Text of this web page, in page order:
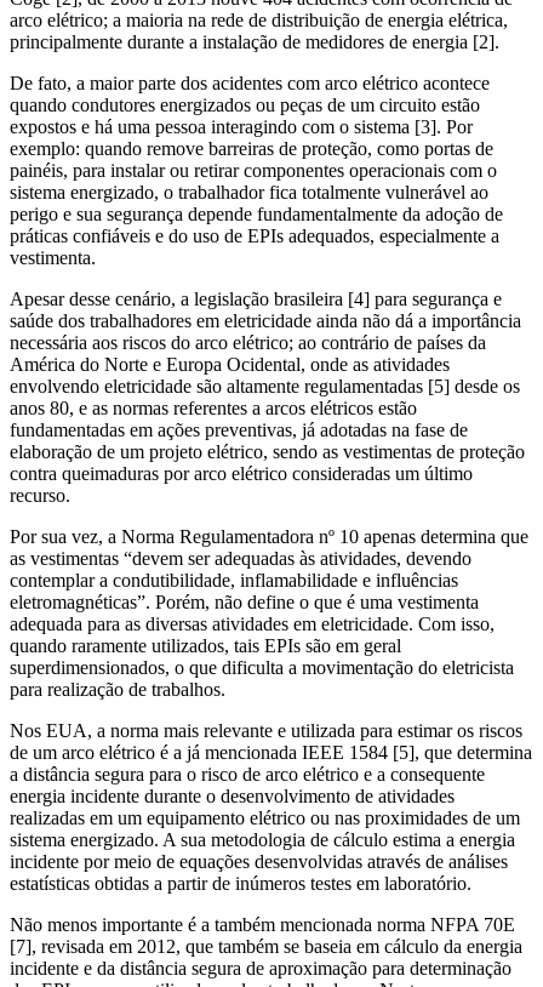
arco elétrico; a maioria na rede de distribuição de energia elétrica,
principalmente durante a instalação de medidores de energia [2].
De fato, a maior parte dos acidentes com arco elétrico acontece
quando condutores energizados ou peças de um circuito estão
expostos e há uma pessoa interagindo com o sistema [3]. Por
exemplo: quando remove barreiras de proteção, como portas de
painéis, para instalar ou retirar componentes operacionais com o
sistema energizado, o trabalhador fica totalmente vulnerável ao
perigo e sua segurança depende fundamentalmente da adoção de
práticas confiáveis e do uso de EPIs adequados, especialmente a
vestimenta.
Apesar desse cenário, a legislação brasileira [4] para segurança e
saúde dos trabalhadores em eletricidade ainda não dá a importância
necessária aos riscos do arco elétrico; ao contrário de países da
América do Norte e Europa Ocidental, onde as atividades
envolvendo eletricidade são altamente regulamentadas [5] desde os
anos 80, e as normas referentes a arcos elétricos estão
fundamentadas em ações preventivas, já adotadas na fase de
elaboração de um projeto elétrico, sendo as vestimentas de proteção
contra queimaduras por arco elétrico consideradas um último
recurso.
Por sua vez, a Norma Regulamentadora nº 10 apenas determina que
as vestimentas “devem ser adequadas às atividades, devendo
contemplar a condutibilidade, inflamabilidade e influências
eletromagnéticas”. Porém, não define o que é uma vestimenta
adequada para as diversas atividades em eletricidade. Com isso,
quando raramente utilizados, tais EPIs são em geral
superdimensionados, o que dificulta a movimentação do eletricista
para realização de trabalhos.
Nos EUA, a norma mais relevante e utilizada para estimar os riscos
de um arco elétrico é a já mencionada IEEE 1584 [5], que determina
a distância segura para o risco de arco elétrico e a consequente
energia incidente durante o desenvolvimento de atividades
realizadas em um equipamento elétrico ou nas proximidades de um
sistema energizado. A sua metodologia de cálculo estima a energia
incidente por meio de equações desenvolvidas através de análises
estatísticas obtidas a partir de inúmeros testes em laboratório.
Não menos importante é a também mencionada norma NFPA 70E
[7], revisada em 2012, que também se baseia em cálculo da energia
incidente e da distância segura de aproximação para determinação